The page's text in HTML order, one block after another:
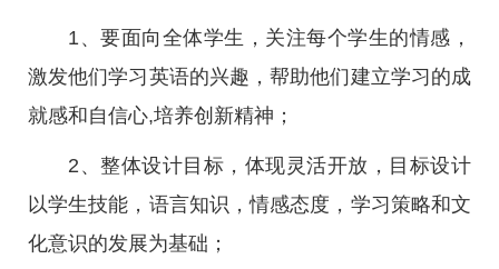
1、要面向全体学生，关注每个学生的情感，
激发他们学习英语的兴趣，帮助他们建立学习的成
就感和自信心,培养创新精神；
2、整体设计目标，体现灵活开放，目标设计
以学生技能，语言知识，情感态度，学习策略和文
化意识的发展为基础；